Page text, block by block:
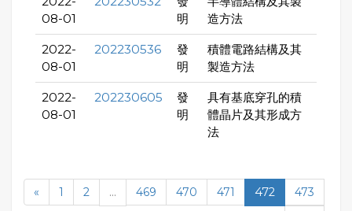
08-01
明
造方法
2022-
08-01
202230536
發
明
積體電路結構及其
製造方法
2022-
08-01
202230605
發
明
具有基底穿孔的積
體晶片及其形成方
法
« 1 2 ... 469 470 471 472
473